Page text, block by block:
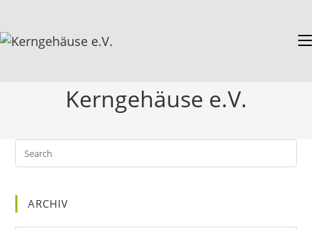
Kerngehäuse e.V.
ARCHIV